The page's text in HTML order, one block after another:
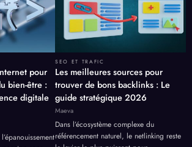
pour
bien-être :
digitale
SEO ET TRAFIC
Les meilleures sources pour
trouver de bons backlinks : Le
guide stratégique 2026
Maeva
Dans l’écosystème complexe du
référencement naturel, le netlinking reste